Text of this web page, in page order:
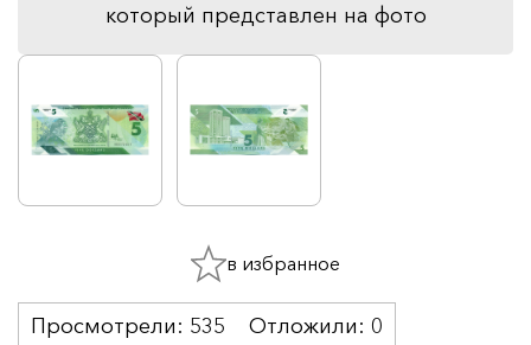
который представлен на фото
Просмотрели: 535 Отложили: 0
в избранное